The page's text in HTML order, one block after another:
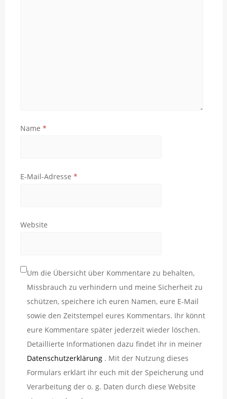
Name *
E-Mail-Adresse *
Website
Um die Übersicht über Kommentare zu behalten,
Missbrauch zu verhindern und meine Sicherheit zu
schützen, speichere ich euren Namen, eure E-Mail
sowie den Zeitstempel eures Kommentars. Ihr könnt
eure Kommentare später jederzeit wieder löschen.
Detaillierte Informationen dazu findet ihr in meiner
Datenschutzerklärung . Mit der Nutzung dieses
Formulars erklärt ihr euch mit der Speicherung und
Verarbeitung der o. g. Daten durch diese Website